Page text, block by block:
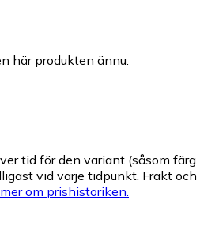
här produkten ännu.
tid för den variant (såsom färg
vid varje tidpunkt. Frakt och
om prishistoriken.